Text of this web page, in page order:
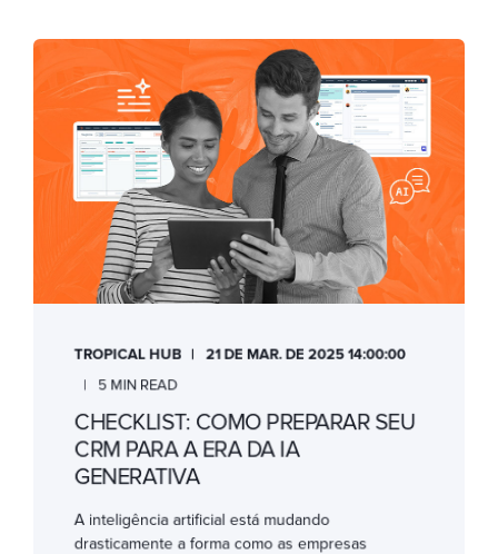
TROPICAL HUB 21 DE MAR. DE 2025 14:00:00
5 MIN READ
CHECKLIST: COMO PREPARAR SEU
CRM PARA A ERA DA IA
GENERATIVA
A inteligência artificial está mudando
drasticamente a forma como as empresas